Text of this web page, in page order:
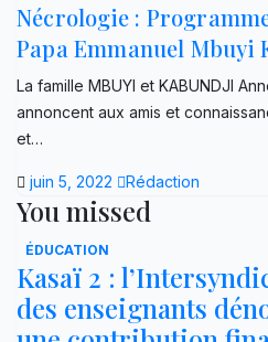
Nécrologie :
Papa Emmanuel Mbuyi
La famille MBUYI et KABUNDJI
annoncent aux amis et
et…
juin 5, 2022 Rédaction
You missed
ÉDUCATION
Kasaï 2 :
des enseignants